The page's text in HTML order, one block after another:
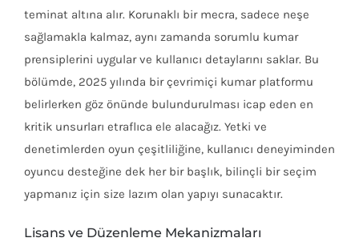
teminat altına alır. Korunaklı bir mecra, sadece neşe
sağlamakla kalmaz, aynı zamanda sorumlu kumar
prensiplerini uygular ve kullanıcı detaylarını saklar. Bu
bölümde, 2025 yılında bir çevrimiçi kumar platformu
belirlerken göz önünde bulundurulması icap eden en
kritik unsurları etraflıca ele alacağız. Yetki ve
denetimlerden oyun çeşitliliğine, kullanıcı deneyiminden
oyuncu desteğine dek her bir başlık, bilinçli bir seçim
yapmanız için size lazım olan yapıyı sunacaktır.
Lisans ve Düzenleme Mekanizmaları